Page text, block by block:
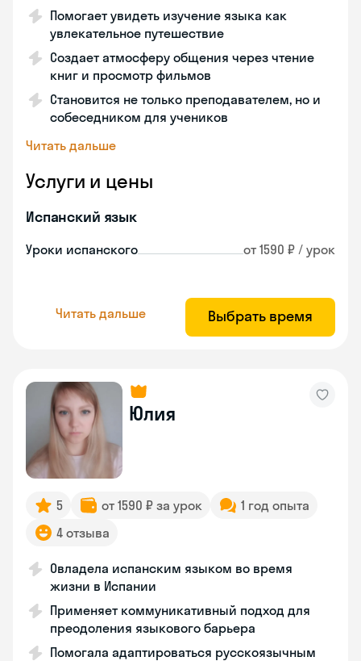
Помогает увидеть изучение языка как
увлекательное путешествие
Создает атмосферу общения через чтение
книг и просмотр фильмов
Становится не только преподавателем, но и
собеседником для учеников
Читать дальше
Услуги и цены
Испанский язык
Уроки испанского от 1590 ₽ / урок
Читать дальше Выбрать время
Юлия
5 от 1590 ₽ за урок
1 год опыта
4 отзыва
Овладела испанским языком во время
жизни в Испании
Применяет коммуникативный подход для
преодоления языкового барьера
Помогала адаптироваться русскоязычным